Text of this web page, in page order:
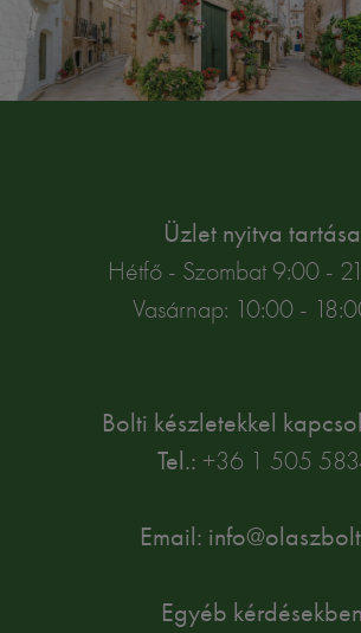
Üzlet nyitva
Hétfő - Szombat 9:00 -
Vasárnap: 10:00 -
Bolti készletekkel
Tel.: +36 1 505
Email:
Egyéb